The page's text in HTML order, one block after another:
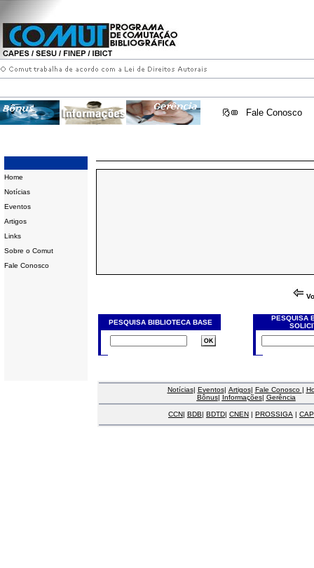
Fale Conosco
Home
Notícias
Eventos
Artigos
Links
Sobre o Comut
Fale Conosco
PESQUISA BIBLIOTECA BASE
PESQUISA
Notícias| Eventos| Artigos| Fale Conosco |
Bônus| Informações| Gerência
CCN| BDB| BDTD| CNEN | PROSSIGA |